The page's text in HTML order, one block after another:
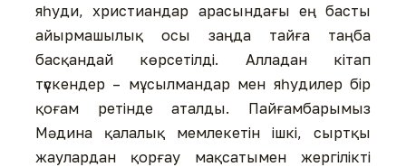
яһуди, христиандар арасындағы ең басты
айырмашылық осы заңда тайға таңба
басқандай көрсетілді. Алладан кітап
түскендер – мұсылмандар мен яһудилер бір
қоғам ретінде аталды. Пайғамбарымыз
Мәдина қалалық мемлекетін ішкі, сыртқы
жаулардан қорғау мақсатымен жергілікті